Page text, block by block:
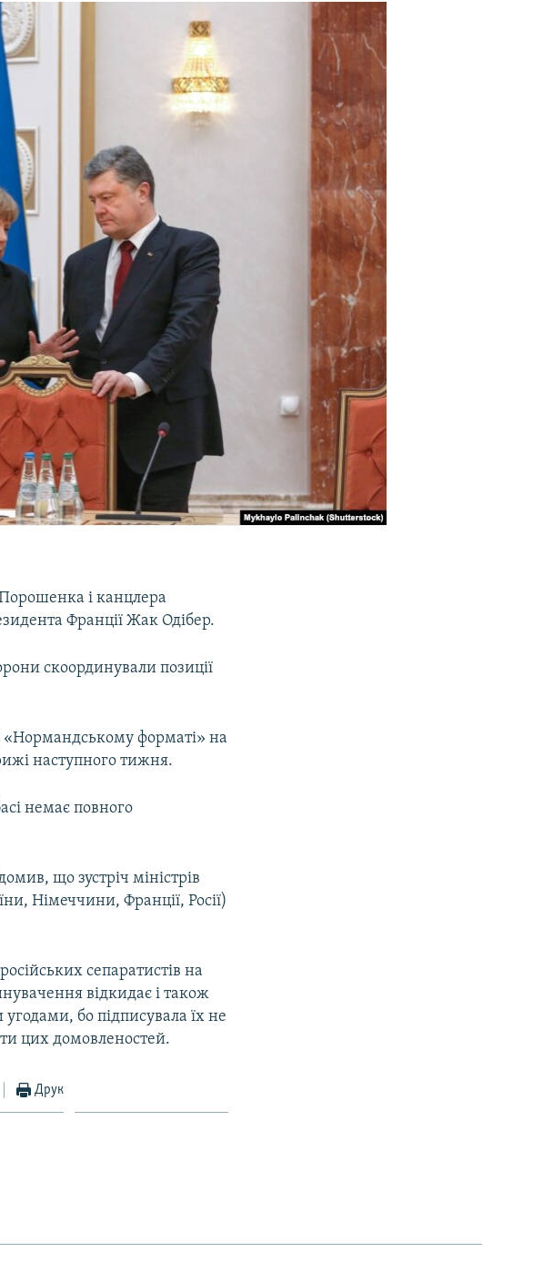
і канцлера
Франції Жак Одібер.
скоординували позиції
«Нормандському форматі» на
наступного тижня.
немає повного
що зустріч міністрів
Німеччини, Франції, Росії)
сепаратистів на
відкидає і також
бо підписувала їх не
цих домовленостей.
Друк